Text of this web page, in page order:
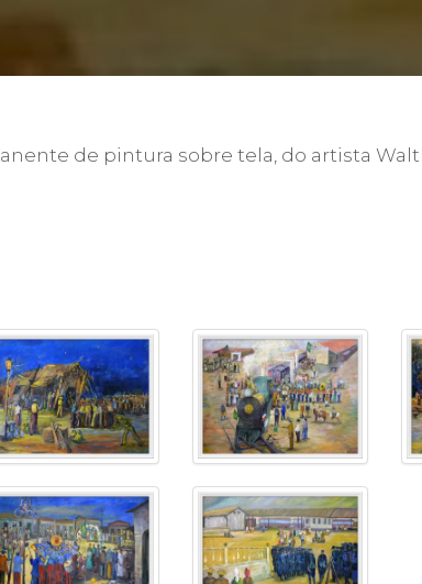
Calendário
de pintura sobre tela, do artista